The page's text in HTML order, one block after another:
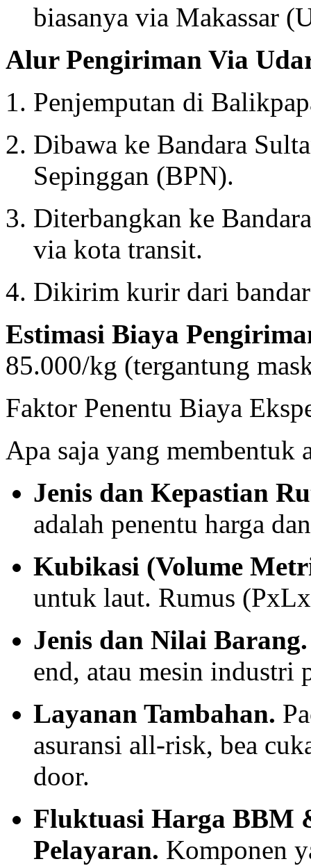
biasanya via Makassar
Alur Pengiriman Via
Penjemputan di
Dibawa ke Bandara
Sepinggan (BPN).
Diterbangkan ke
via kota transit.
Dikirim kurir dari
Estimasi Biaya
85.000/kg (tergantung
Faktor Penentu Biaya
Apa saja yang membentuk
Jenis dan Kepastian
adalah penentu harga
Kubikasi (Volume
untuk laut. Rumus
Jenis dan Nilai Barang.
end, atau mesin industri
Layanan Tambahan.
asuransi all-risk, bea
door.
Fluktuasi Harga BBM
Pelayaran. Komponen